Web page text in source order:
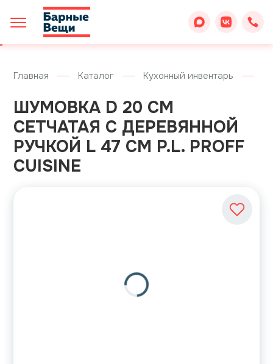
Главная Каталог Кухонный инвентарь
ШУМОВКА D 20 СМ
СЕТЧАТАЯ С ДЕРЕВЯННОЙ
РУЧКОЙ L 47 СМ P.L. PROFF
CUISINE